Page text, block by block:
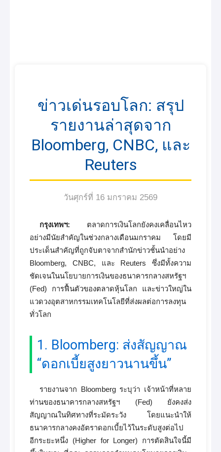
ข่าวเด่นรอบโลก: สรุป
รายงานล่าสุดจาก
Bloomberg, CNBC, และ
Reuters
วันศุกร์ที่ 16 มกราคม 2569
กรุงเทพฯ: ตลาดการเงินโลกยังคงเคลื่อนไหว
อย่างมีนัยสำคัญในช่วงกลางเดือนมกราคม โดยมี
ประเด็นสำคัญที่ถูกจับตาจากสำนักข่าวชั้นนำอย่าง
Bloomberg, CNBC, และ Reuters ซึ่งมีทั้งความ
ชัดเจนในนโยบายการเงินของธนาคารกลางสหรัฐฯ
(Fed) การฟื้นตัวของตลาดหุ้นโลก และข่าวใหญ่ใน
แวดวงอุตสาหกรรมเทคโนโลยีที่ส่งผลต่อการลงทุน
ทั่วโลก
1. Bloomberg: ส่งสัญญาณ
“ดอกเบี้ยสูงยาวนานขึ้น”
รายงานจาก Bloomberg ระบุว่า เจ้าหน้าที่หลาย
ท่านของธนาคารกลางสหรัฐฯ (Fed) ยังคงส่ง
สัญญาณในทิศทางที่ระมัดระวัง โดยแนะนำให้
ธนาคารกลางคงอัตราดอกเบี้ยไว้ในระดับสูงต่อไป
อีกระยะหนึ่ง (Higher for Longer) การตัดสินใจนี้มี